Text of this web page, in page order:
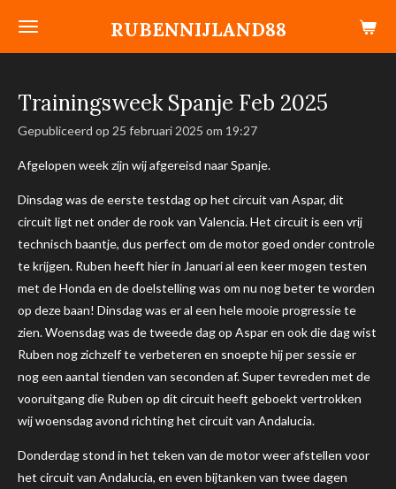
Ga
hoofdinhoud
RUBENNIJLAND88
Trainingsweek Spanje Feb 2025
Gepubliceerd op 25 februari 2025 om 19:27
Afgelopen week zijn wij afgereisd naar Spanje.
Dinsdag was de eerste testdag op het circuit van Aspar, dit
circuit ligt net onder de rook van Valencia. Het circuit is een vrij
technisch baantje, dus perfect om de motor goed onder controle
te krijgen. Ruben heeft hier in Januari al een keer mogen testen
met de Honda en de doelstelling was om nu nog beter te worden
op deze baan! Dinsdag was er al een hele mooie progressie te
zien. Woensdag was de tweede dag op Aspar en ook diedag wist
Ruben nog zichzelf te verbeteren en snoepte hij per sessie er
nog een aantal tienden van seconden af. Super tevreden met de
vooruitgang die Ruben op dit circuit heeft geboekt vertrokken
wij woensdag avond richting het circuit van Andalucia.
Donderdag stond in het teken van de motor weer afstellen voor
het circuit van Andalucia, en even bijtanken van twee dagen